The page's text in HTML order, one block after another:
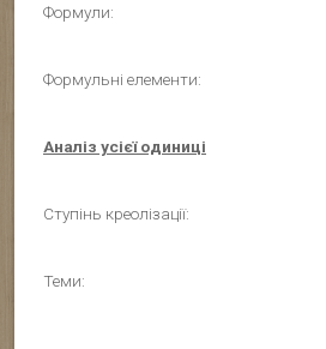
Формули:
Формульні елементи:
Аналіз усієї одиниці
Ступінь креолізації:
Теми: